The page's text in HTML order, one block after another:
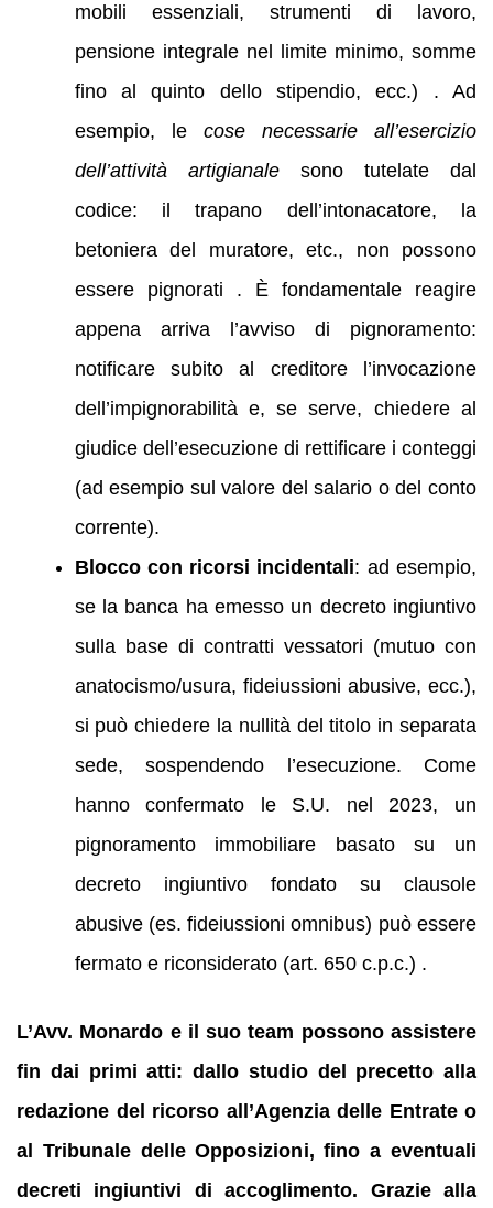
mobili essenziali, strumenti di lavoro,
pensione integrale nel limite minimo, somme
fino al quinto dello stipendio, ecc.) . Ad
esempio, le cose necessarie all’esercizio
dell’attività artigianalesono tutelate dal
codice: il trapano dell’intonacatore, la
betoniera del muratore, etc., non possono
essere pignorati . È fondamentale reagire
appena arriva l’avviso di pignoramento:
notificare subito al creditore l’invocazione
dell’impignorabilità e, se serve, chiedere al
giudice dell’esecuzione di rettificare i conteggi
(ad esempio sul valore del salario o del conto
corrente).
Blocco con ricorsi incidentali: ad esempio,
se la banca ha emesso un decreto ingiuntivo
sulla base di contratti vessatori (mutuo con
anatocismo/usura, fideiussioni abusive, ecc.),
si può chiedere la nullità del titolo in separata
sede, sospendendo l’esecuzione. Come
hanno confermato le S.U. nel 2023, un
pignoramento immobiliare basato su un
decreto ingiuntivo fondato su clausole
abusive (es. fideiussioni omnibus) può essere
fermato e riconsiderato (art. 650 c.p.c.) .
L’Avv. Monardo e il suo team possono assistere
fin dai primi atti: dallo studio del precetto alla
redazione del ricorso all’Agenzia delle Entrate o
al Tribunale delle Opposizioni, fino a eventuali
decreti ingiuntivi di accoglimento. Grazie alla